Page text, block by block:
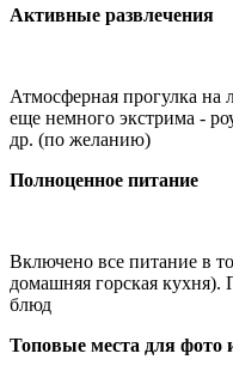
Активные развлечения
Атмосферная прогулка на
еще немного экстрима -
др. (по желанию)
Полноценное питание
Включено все питание в
домашняя горская кухня).
блюд
Топовые места для фото